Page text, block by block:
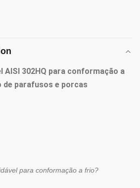
AISI 302HQ para conformação a
parafusos e porcas
para conformação a frio?